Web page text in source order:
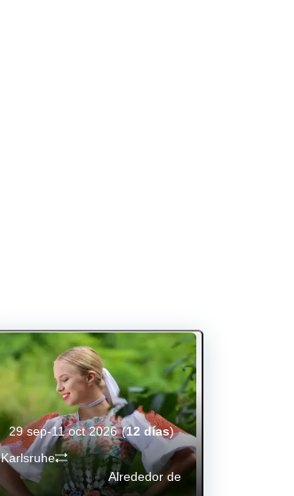
Alrededor de
Karlsruhe
29 sep-11 oct 2026(12 días)